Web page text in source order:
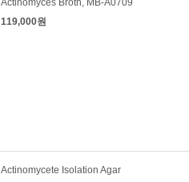
Actinomyces Broth, MB-A0709
119,000원
Actinomycete Isolation Agar